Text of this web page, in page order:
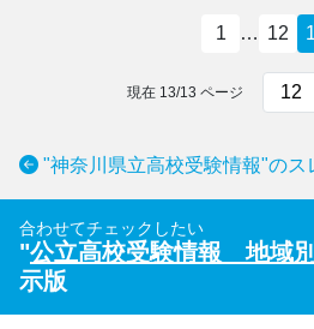
1 … 12
現在 13/13 ページ
"神奈川県立高校受験情報"のス
合わせてチェックしたい
"公立高校受験情報 地域別
示版